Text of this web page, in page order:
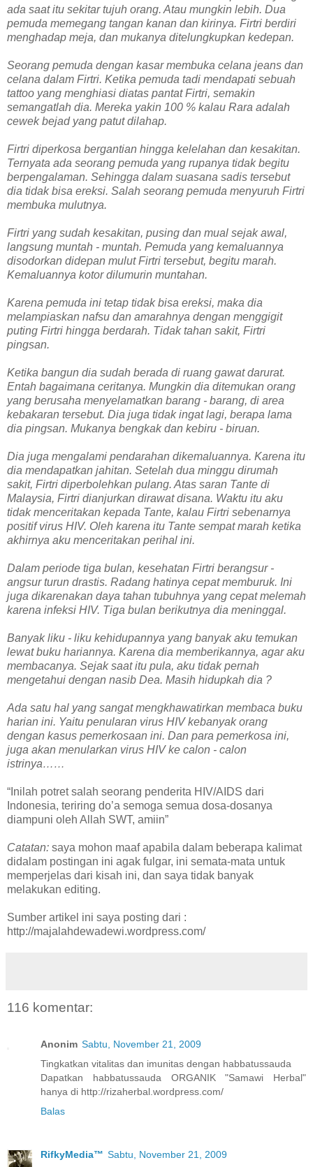
ada saat itu sekitar tujuh orang. Atau mungkin lebih. Dua
pemuda memegang tangan kanan dan kirinya. Firtri berdiri
menghadap meja, dan mukanya ditelungkupkan kedepan.
Seorang pemuda dengan kasar membuka celana jeans dan
celana dalam Firtri. Ketika pemuda tadi mendapati sebuah
tattoo yang menghiasi diatas pantat Firtri, semakin
semangatlah dia. Mereka yakin 100 % kalau Rara adalah
cewek bejad yang patut dilahap.
Firtri diperkosa bergantian hingga kelelahan dan kesakitan.
Ternyata ada seorang pemuda yang rupanya tidak begitu
berpengalaman. Sehingga dalam suasana sadis tersebut
dia tidak bisa ereksi. Salah seorang pemuda menyuruh Firtri
membuka mulutnya.
Firtri yang sudah kesakitan, pusing dan mual sejak awal,
langsung muntah - muntah. Pemuda yang kemaluannya
disodorkan didepan mulut Firtri tersebut, begitu marah.
Kemaluannya kotor dilumurin muntahan.
Karena pemuda ini tetap tidak bisa ereksi, maka dia
melampiaskan nafsu dan amarahnya dengan menggigit
puting Firtri hingga berdarah. Tidak tahan sakit, Firtri
pingsan.
Ketika bangun dia sudah berada di ruang gawat darurat.
Entah bagaimana ceritanya. Mungkin dia ditemukan orang
yang berusaha menyelamatkan barang - barang, di area
kebakaran tersebut. Dia juga tidak ingat lagi, berapa lama
dia pingsan. Mukanya bengkak dan kebiru - biruan.
Dia juga mengalami pendarahan dikemaluannya. Karena itu
dia mendapatkan jahitan. Setelah dua minggu dirumah
sakit, Firtri diperbolehkan pulang. Atas saran Tante di
Malaysia, Firtri dianjurkan dirawat disana. Waktu itu aku
tidak menceritakan kepada Tante, kalau Firtri sebenarnya
positif virus HIV. Oleh karena itu Tante sempat marah ketika
akhirnya aku menceritakan perihal ini.
Dalam periode tiga bulan, kesehatan Firtri berangsur -
angsur turun drastis. Radang hatinya cepat memburuk. Ini
juga dikarenakan daya tahan tubuhnya yang cepat melemah
karena infeksi HIV. Tiga bulan berikutnya dia meninggal.
Banyak liku - liku kehidupannya yang banyak aku temukan
lewat buku hariannya. Karena dia memberikannya, agar aku
membacanya. Sejak saat itu pula, aku tidak pernah
mengetahui dengan nasib Dea. Masih hidupkah dia ?
Ada satu hal yang sangat mengkhawatirkan membaca buku
harian ini. Yaitu penularan virus HIV kebanyak orang
dengan kasus pemerkosaan ini. Dan para pemerkosa ini,
juga akan menularkan virus HIV ke calon - calon
istrinya……
“Inilah potret salah seorang penderita HIV/AIDS dari
Indonesia, teriring do’a semoga semua dosa-dosanya
diampuni oleh Allah SWT, amiin”
Catatan: saya mohon maaf apabila dalam beberapa kalimat
didalam postingan ini agak fulgar, ini semata-mata untuk
memperjelas dari kisah ini, dan saya tidak banyak
melakukan editing.
Sumber artikel ini saya posting dari :
http://majalahdewadewi.wordpress.com/
116 komentar:
Anonim Sabtu, November 21, 2009
Tingkatkan vitalitas dan imunitas dengan habbatussauda
Dapatkan habbatussauda ORGANIK "Samawi Herbal"
hanya di http://rizaherbal.wordpress.com/
Balas
RifkyMedia™ Sabtu, November 21, 2009